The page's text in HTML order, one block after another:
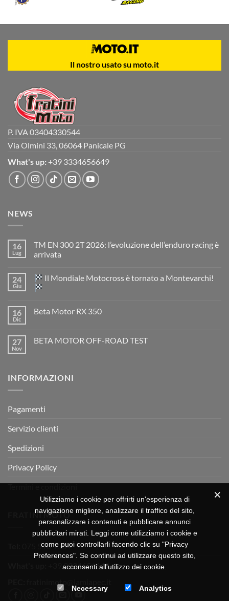
Il nostro usato su moto.it
P. IVA 03404330544
Via Olmini 33, 06064 Panicale PG
What's up: +39 3334656649
NEWS
16
Lug
TM EN 300 2T 2026: l’evoluzione dell’enduro racing è
arrivata
su
TM
EN
2026:
è
arrivata
24
Giu
Il Mondiale Motocross è tornato a Montevarchi!
su
Motocross
è
16
Dic
Beta Motor RX 350
Beta
27
Nov
BETA MOTOR OFF-ROAD TEST
MOTOR
INFORMAZIONI
Pagamenti
Servizio clienti
Spedizioni
Privacy Policy
Termini e condizioni
FRATINI MOTO
075 518 1504
+39 3334656649
Utilizziamo i cookie per offrirti un'esperienza di
navigazione migliore, analizzare il traffico del sito,
personalizzare i contenuti e pubblicare annunci
pubblicitari mirati. Leggi come utilizziamo i cookie e
come puoi controllarli facendo clic su "Privacy
Preferences". Se continui ad utilizzare questo sito,
acconsenti all'utilizzo dei cookie.
Necessary Analytics